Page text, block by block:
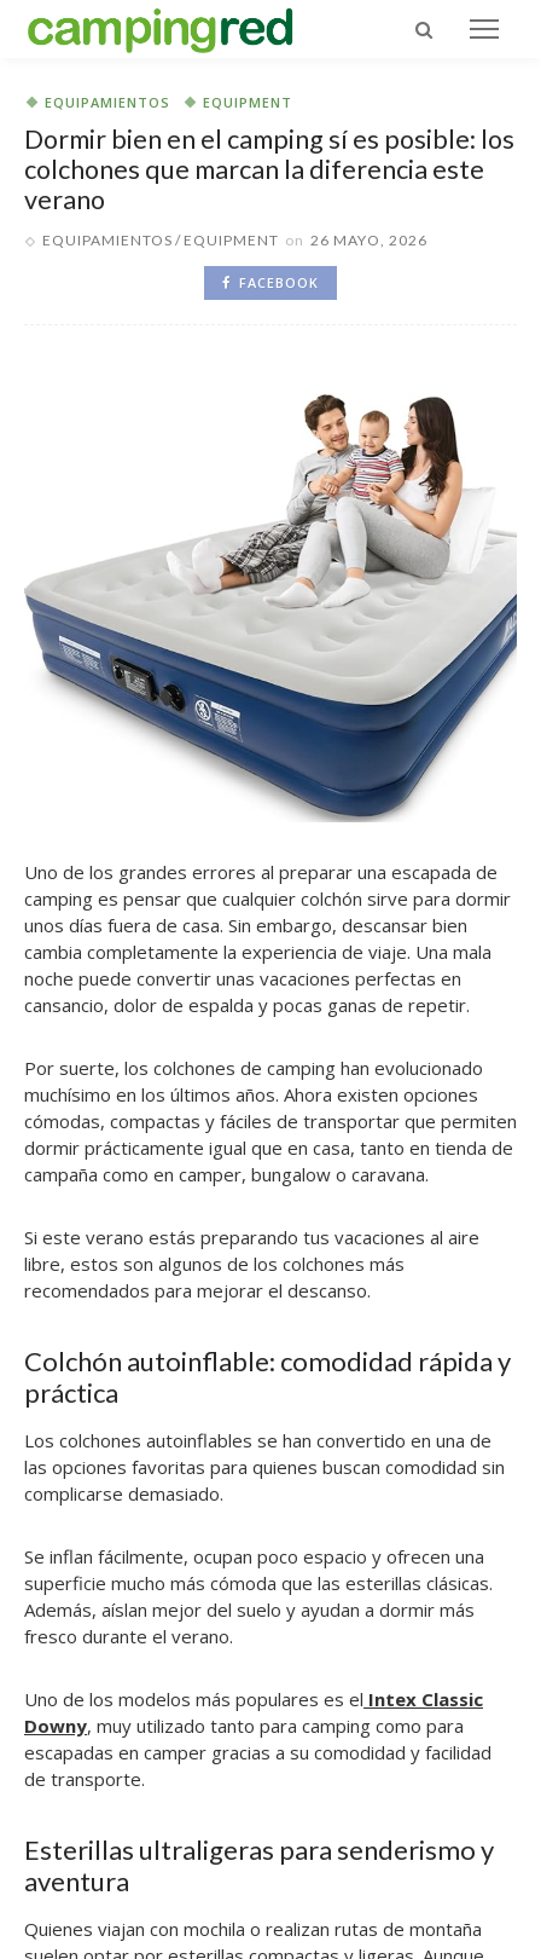
EQUIPAMIENTOS EQUIPMENT
Dormir bien en el camping sí es posible: los
colchones que marcan la diferencia este
verano
EQUIPAMIENTOS EQUIPMENT on 26 MAYO, 2026
FACEBOOK
Uno de los grandes errores al preparar una escapada de
camping es pensar que cualquier colchón sirve para dormir
unos días fuera de casa. Sin embargo, descansar bien
cambia completamente la experiencia de viaje. Una mala
noche puede convertir unas vacaciones perfectas en
cansancio, dolor de espalda y pocas ganas de repetir.
Por suerte, los colchones de camping han evolucionado
muchísimo en los últimos años. Ahora existen opciones
cómodas, compactas y fáciles de transportar que permiten
dormir prácticamente igual que en casa, tanto en tienda de
campaña como en camper, bungalow o caravana.
Si este verano estás preparando tus vacaciones al aire
libre, estos son algunos de los colchones más
recomendados para mejorar el descanso.
Colchón autoinflable: comodidad rápida y
práctica
Los colchones autoinflables se han convertido en una de
las opciones favoritas para quienes buscan comodidad sin
complicarse demasiado.
Se inflan fácilmente, ocupan poco espacio y ofrecen una
superficie mucho más cómoda que las esterillas clásicas.
Además, aíslan mejor del suelo y ayudan a dormir más
fresco durante el verano.
Uno de los modelos más populares es el Intex Classic
Downy, muy utilizado tanto para camping como para
escapadas en camper gracias a su comodidad y facilidad
de transporte.
Esterillas ultraligeras para senderismo y
aventura
Quienes viajan con mochila o realizan rutas de montaña